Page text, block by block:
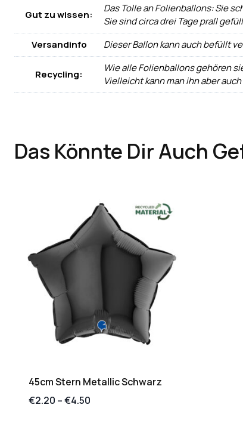
Gut zu wissen:
Das Tolle an Folienballons: Sie
Sie sind circa drei Tage prall
Versandinfo
Dieser Ballon kann auch befüllt
Recycling:
Wie alle Folienballons gehören
Vielleicht kann man ihn aber
Das Könnte Dir Auch
45cm Stern Metallic Schwarz
€2.20 –€4.50